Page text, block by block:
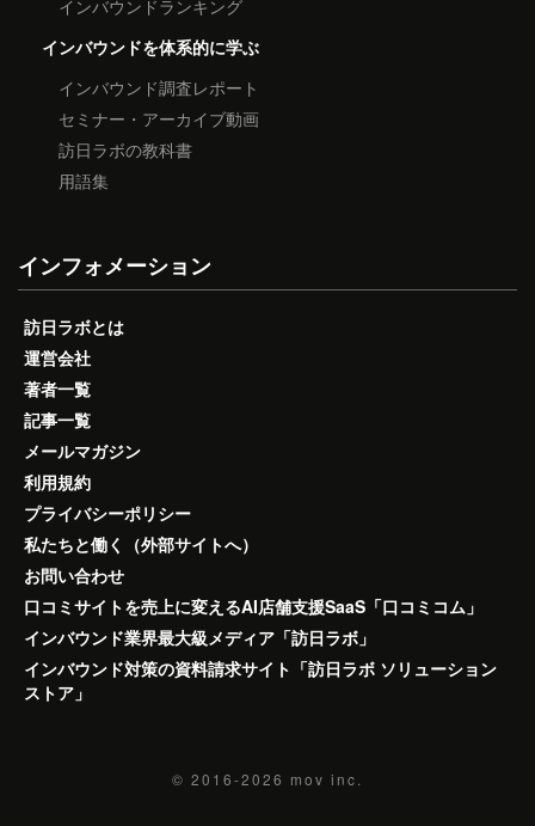
インバウンドランキング
インバウンドを体系的に学ぶ
インバウンド調査レポート
セミナー・アーカイブ動画
訪日ラボの教科書
用語集
インフォメーション
訪日ラボとは
運営会社
著者一覧
記事一覧
メールマガジン
利用規約
プライバシーポリシー
私たちと働く（外部サイトへ）
お問い合わせ
口コミサイトを売上に変えるAI店舗支援SaaS「口コミコム」
インバウンド業界最大級メディア「訪日ラボ」
インバウンド対策の資料請求サイト「訪日ラボ ソリューション
ストア」
© 2016-2026 mov inc.